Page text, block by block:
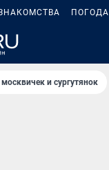
ПОГОДА
и сургутянок